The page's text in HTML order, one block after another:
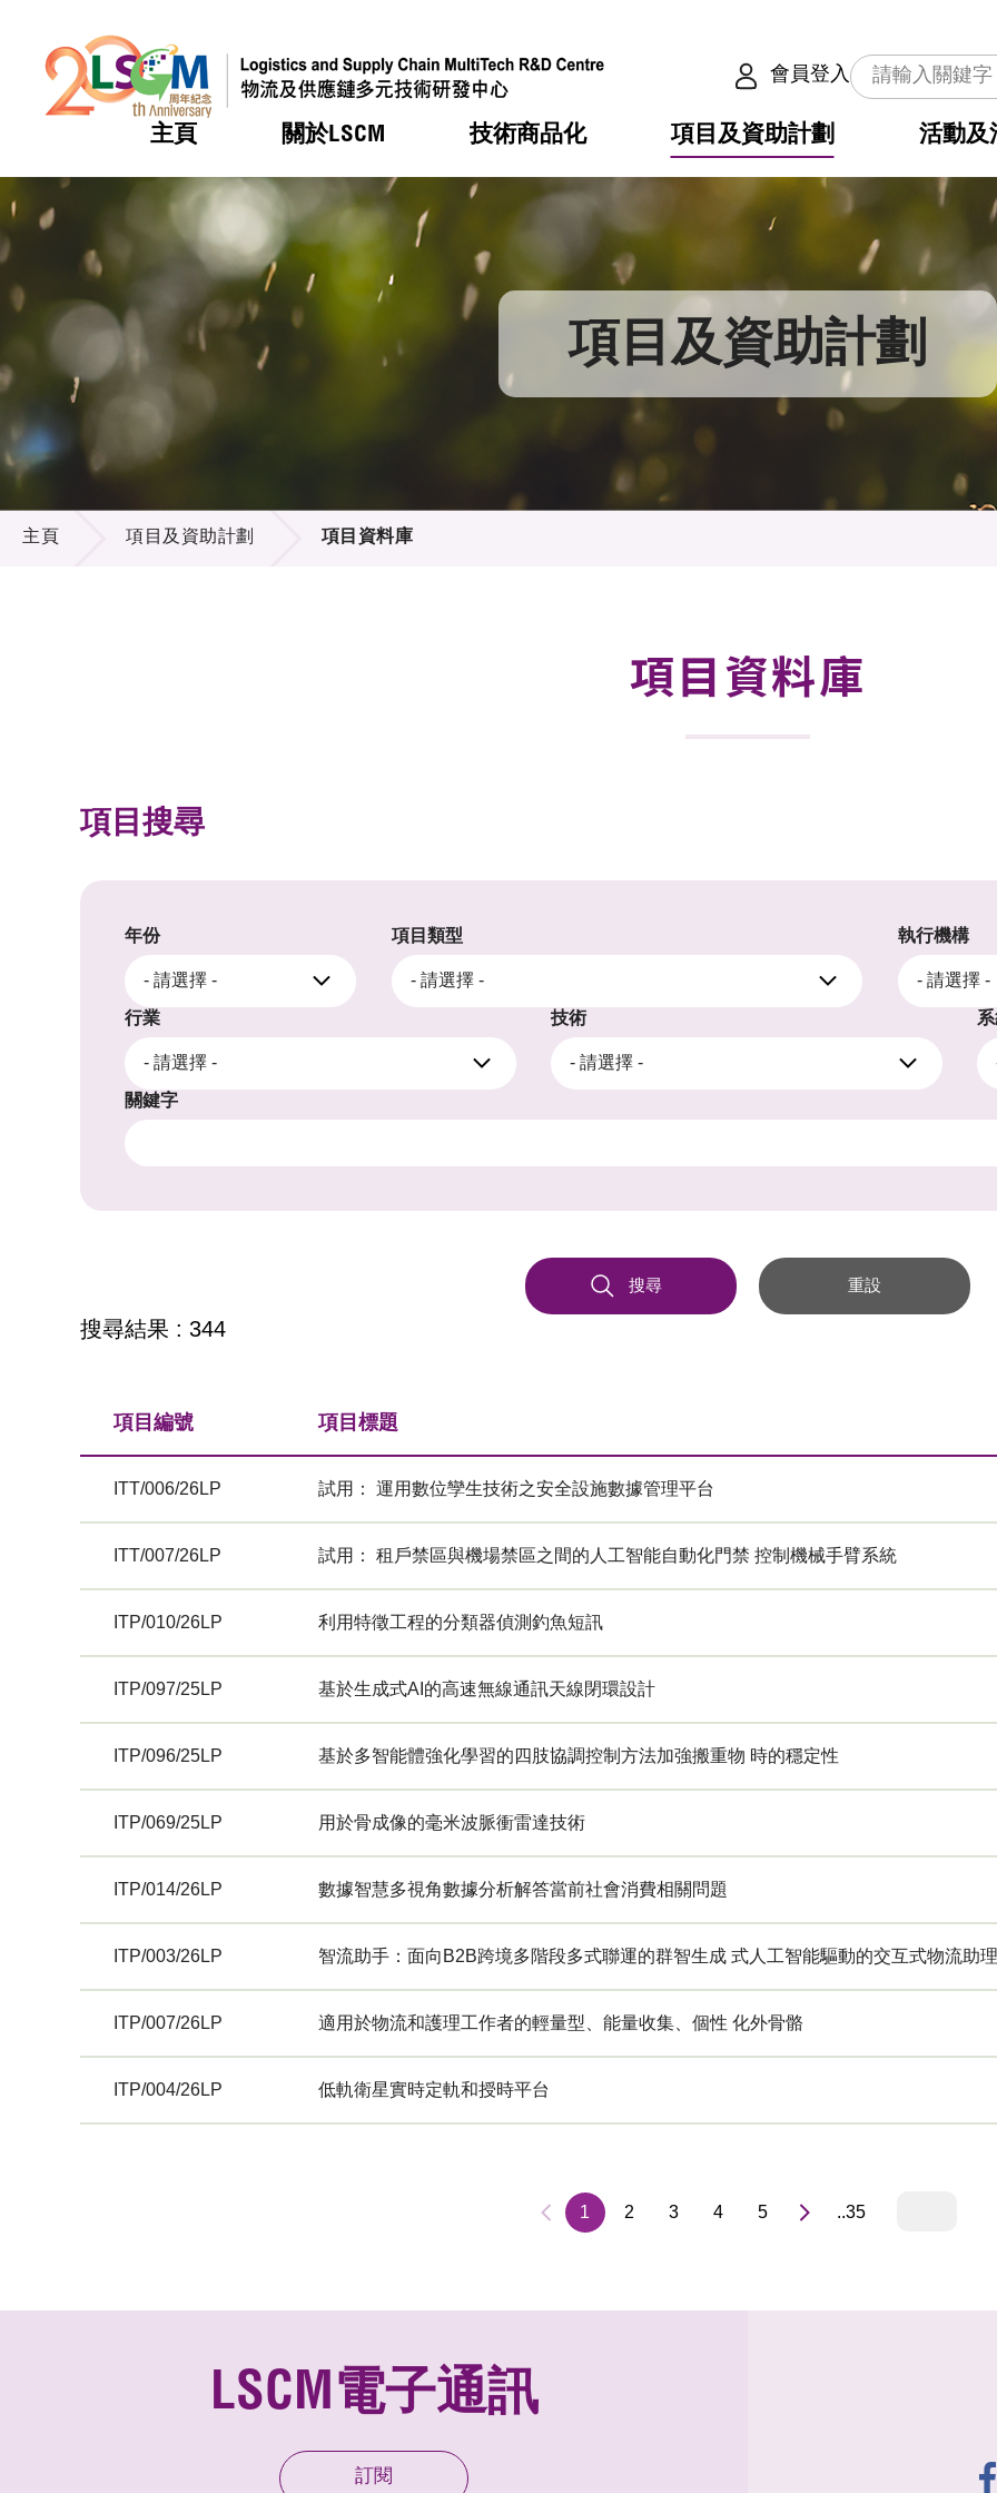
會員登入
主頁 關於LSCM
熱門
LSCM 動向
機構簡介
服務範疇
組織架構
技術商品化
熱門
LSCM 動向
服務
應用於公共服務之創新技術
項目及資助計劃
熱門
LSCM 動向
合作計劃
資助計劃
活動及
熱門
LSCM 動向
活動
業界活動
獎項
熱門
LSCM 動向
會籍及服務
會員列表
項目及資助計劃
項目及資助計劃
主頁 項目及資助計劃 項目資料庫
項目資料庫
項目搜尋
年份
- 請選擇 -
項目類型
- 請選擇 -
執行機構
- 請選擇 -
行業
- 請選擇 -
技術
- 請選擇 -
關鍵字
搜尋 重設
搜尋結果 : 344
項目編號 項目標題
ITT/006/26LP 試用： 運用數位孿生技術之安全設施數據管理平台
ITT/007/26LP 試用： 租戶禁區與機場禁區之間的人工智能自動化門禁 控制機械手臂系統
ITP/010/26LP 利用特徵工程的分類器偵測釣魚短訊
ITP/097/25LP 基於生成式AI的高速無線通訊天線閉環設計
ITP/096/25LP 基於多智能體強化學習的四肢協調控制方法加強搬重物 時的穩定性
ITP/069/25LP 用於骨成像的毫米波脈衝雷達技術
ITP/014/26LP 數據智慧多視角數據分析解答當前社會消費相關問題
ITP/003/26LP 智流助手：面向B2B跨境多階段多式聯運的群智生成 式人工智能驅動的交互式物流助理
ITP/007/26LP 適用於物流和護理工作者的輕量型、能量收集、個性 化外骨骼
ITP/004/26LP 低軌衛星實時定軌和授時平台
1 2 3 4 5 ..35
LSCM電子通訊
訂閱